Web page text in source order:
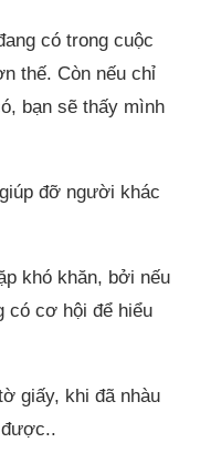
có trong cuộc
thế. Còn nếu chỉ
bạn sẽ thấy mình
đỡ người khác
khó khăn, bởi nếu
có cơ hội để hiểu
giấy, khi đã nhàu
được..